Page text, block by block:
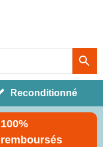
Reconditionné
100%
remboursés